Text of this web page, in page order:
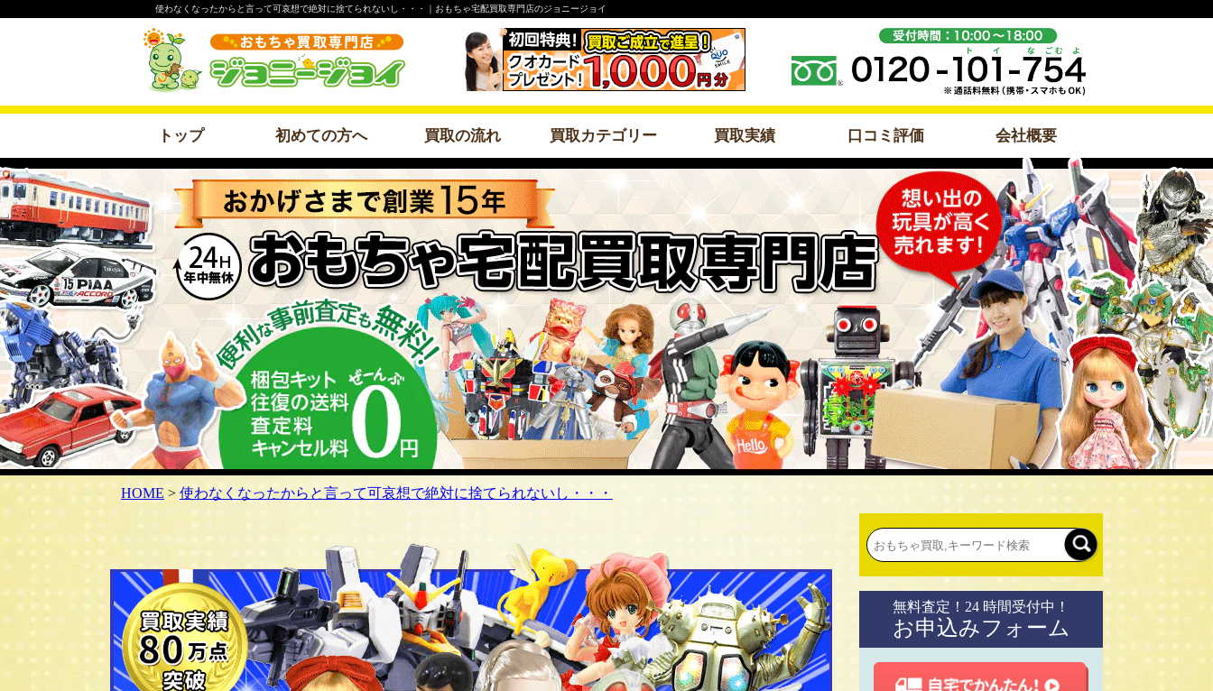
使わなくなったからと言って可哀想で絶対に捨てられないし・・・｜おもちゃ宅配買取専門店のジョニージョイ
トップ 初めての方へ 買取の流れ 買取カテゴリー 買取実績 口コミ評価 会社概要
HOME > 使わなくなったからと言って可哀想で絶対に捨てられないし・・・
無料査定！24 時間受付中！
お申込みフォーム